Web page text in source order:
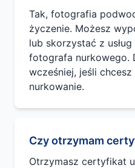
Tak, fotografia
życzenie. Możesz
lub skorzystać z
fotografa nurkowego.
wcześniej, jeśli
nurkowanie.
Czy otrzymam
Otrzymasz certyfikat